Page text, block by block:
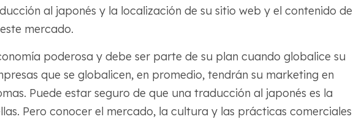
al japonés y la localización de su sitio web y el contenido de
mercado.
poderosa y debe ser parte de su plan cuando globalice su
que se globalicen, en promedio, tendrán su marketing en
Puede estar seguro de que una traducción al japonés es la
Pero conocer el mercado, la cultura y las prácticas comerciales